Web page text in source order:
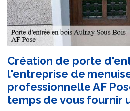
Création de porte
l'entreprise de
professionnelle AF
temps de vous fournir